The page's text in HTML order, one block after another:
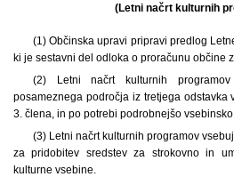
(Letni načrt kulturnih
(1) Občinska upravi pripravi predlog
ki je sestavni del odloka o proračunu občine
(2) Letni načrt kulturnih
posameznega področja iz tretjega odstavka
3. člena, in po potrebi podrobnejšo
(3) Letni načrt kulturnih programov
za pridobitev sredstev za strokovno in
kulturne vsebine.